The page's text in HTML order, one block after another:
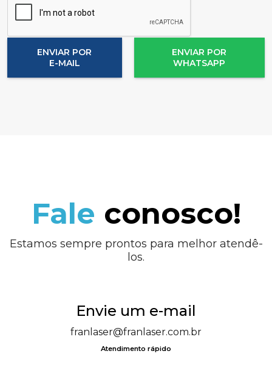
ENVIAR POR
E-MAIL
ENVIAR POR
WHATSAPP
Fale conosco!
Estamos sempre prontos para melhor atendê-
los.
Envie um e-mail
franlaser@franlaser.com.br
Atendimento rápido